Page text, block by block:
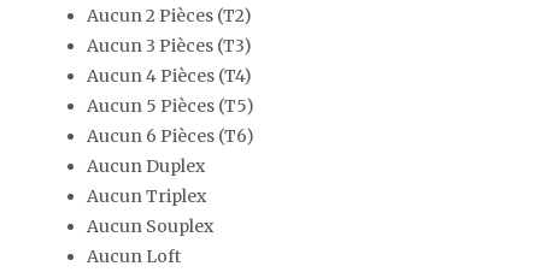
Aucun 2 Pièces (T2)
Aucun 3 Pièces (T3)
Aucun 4 Pièces (T4)
Aucun 5 Pièces (T5)
Aucun 6 Pièces (T6)
Aucun Duplex
Aucun Triplex
Aucun Souplex
Aucun Loft